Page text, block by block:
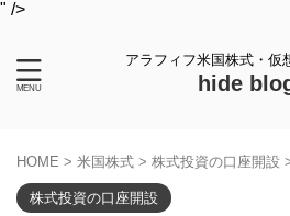
" />
アラフィフ米国株式・仮
hide
HOME > 米国株式 > 株式投資の口座開設
株式投資の口座開設